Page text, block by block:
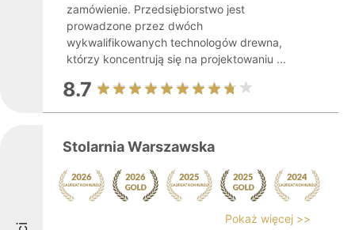
zamówienie. Przedsiębiorstwo jest
prowadzone przez dwóch
wykwalifikowanych technologów drewna,
którzy koncentrują się na projektowaniu ...
8.7
Stolarnia Warszawska
Pokaż więcej >>